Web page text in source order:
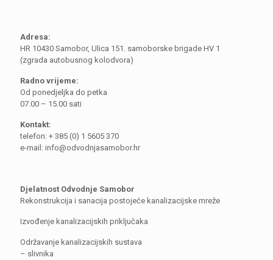
Adresa:
HR 10430 Samobor, Ulica 151. samoborske brigade HV 1
(zgrada autobusnog kolodvora)
Radno vrijeme:
Od ponedjeljka do petka
07.00 – 15.00 sati
Kontakt:
telefon: + 385 (0) 1 5605 370
e-mail: info@odvodnjasamobor.hr
Djelatnost Odvodnje Samobor
Rekonstrukcija i sanacija postojeće kanalizacijske mreže
Izvođenje kanalizacijskih priključaka
Održavanje kanalizacijskih sustava
– slivnika